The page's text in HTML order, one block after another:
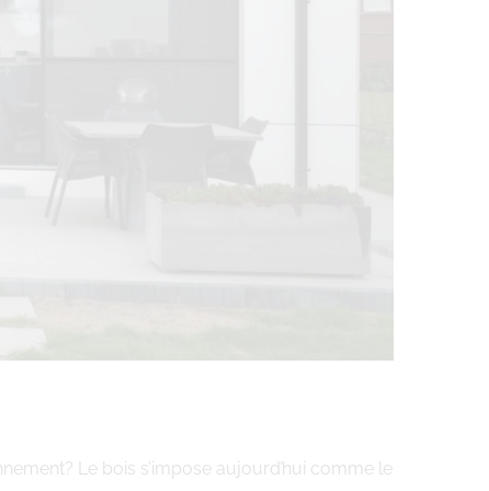
Le bois s’impose aujourd’hui comme le